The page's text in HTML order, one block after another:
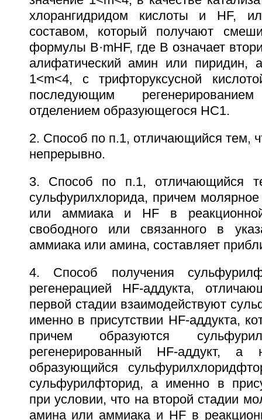
хлорангидридом кислоты и HF,
составом, который получают
формулы B·mHF, где В означает
алифатический амин или пиридин,
1<m<4, с трифторуксусной
последующим
отделением образующегося НС1.
2. Способ по п.1, отличающийся тем,
непрерывно.
3. Способ по п.1, отличающийся
сульфурилхлорида, причем
или аммиака и HF в
свободного или связанного в
аммиака или амина, составляет
4. Способ получения
регенерацией HF-аддукта,
первой стадии взаимодействуют
именно в присутствии HF-аддукта,
причем образуются
регенерированный HF-аддукт,
образующийся
сульфурилфторид, а именно в
при условии, что на второй стадии
амина или аммиака и HF в